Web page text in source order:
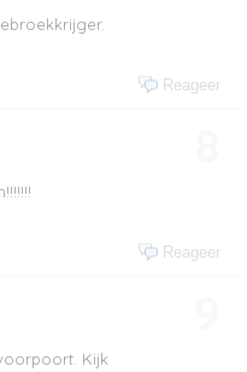
Reageer
Reageer
Kijk